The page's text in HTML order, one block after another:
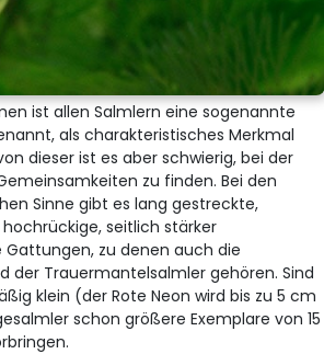
ist allen Salmlern eine sogenannte
als charakteristisches Merkmal
dieser ist es aber schwierig, bei der
zu finden. Bei den
Sinne gibt es lang gestreckte,
seitlich stärker
zu denen auch die
der Trauermantelsalmler gehören. Sind
klein (der Rote Neon wird bis zu 5 cm
schon größere Exemplare von 15